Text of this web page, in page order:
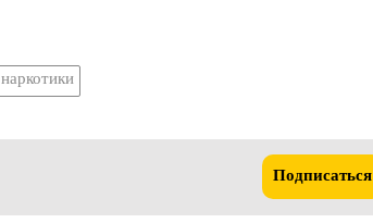
наркотики
Подписаться